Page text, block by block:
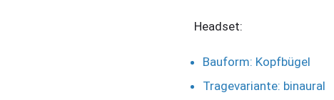
Headset:
Bauform: Kopfbügel
Tragevariante: binaural